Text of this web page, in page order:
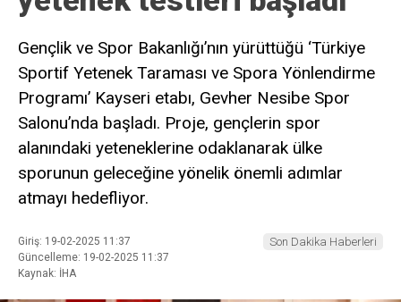
Gençlik ve Spor Bakanlığı’nın yürüttüğü ‘Türkiye
Sportif Yetenek Taraması ve Spora Yönlendirme
Programı’ Kayseri etabı, Gevher Nesibe Spor
Salonu’nda başladı. Proje, gençlerin spor
alanındaki yeteneklerine odaklanarak ülke
sporunun geleceğine yönelik önemli adımlar
atmayı hedefliyor.
Giriş: 19-02-2025 11:37
Güncelleme: 19-02-2025 11:37
Kaynak: İHA
Son Dakika Haberleri